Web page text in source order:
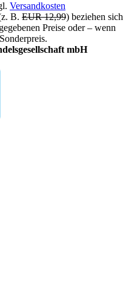
Versandkosten
B. EUR 12,99) beziehen sich
Preise oder – wenn
mbH